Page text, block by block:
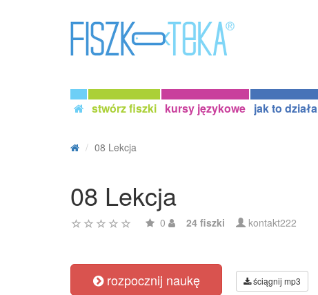
stwórz fiszki kursy językowe jak to działa
08 Lekcja
08 Lekcja
0 24 fiszki kontakt222
rozpocznij naukę ściągnij mp3